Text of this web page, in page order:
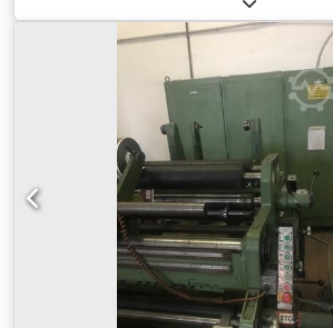
voorbehandeling. Dcoden Utctopfx Aiyjk
36000 bekers/uur * Min.
bekerdiameter: 130 mm * Max.
bekerdrukmachine is reeds
transport (Locatie: Waalwijk, Nederland)